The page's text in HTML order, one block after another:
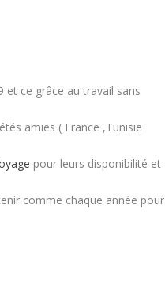
et ce grâce au travail sans
amies ( France ,Tunisie
pour leurs disponibilité et
comme chaque année pour